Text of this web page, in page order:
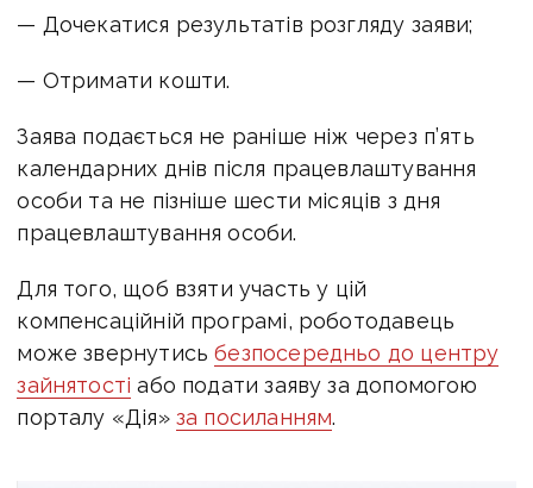
— Дочекатися результатів розгляду заяви;
— Отримати кошти.
Заява подається не раніше ніж через п’ять
календарних днів після працевлаштування
особи та не пізніше шести місяців з дня
працевлаштування особи.
Для того, щоб взяти участь у цій
компенсаційній програмі, роботодавець
може звернутисьбезпосередньо до центру
зайнятості або подати заяву за допомогою
порталу «Дія» за посиланням.